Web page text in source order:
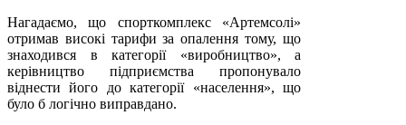
Нагадаємо, що спорткомплекс «Артемсолі»
отримав високі тарифи за опалення тому, що
знаходився в категорії «виробництво», а
керівництво підприємства пропонувало
віднести його до категорії «населення», що
було б логічно виправдано.